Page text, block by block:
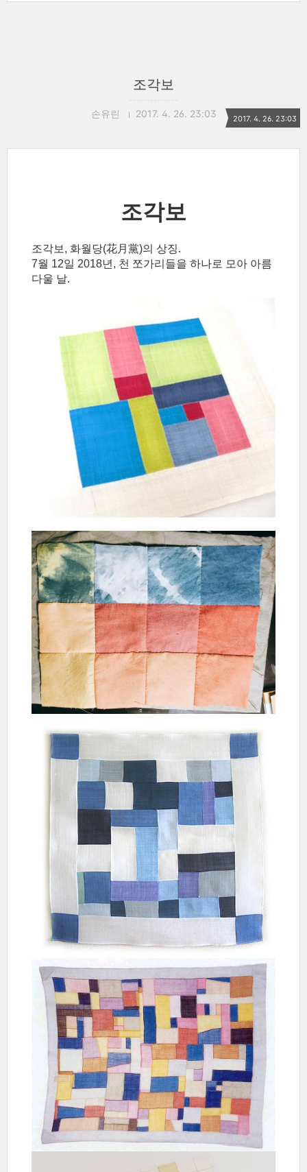
조각보
손유린 2017. 4. 26. 23:03 2017. 4. 26. 23:03
조각보
조각보, 화월당(花月黨)의 상징.
7월 12일 2018년, 천 쪼가리들을 하나로 모아 아름
다울 날.